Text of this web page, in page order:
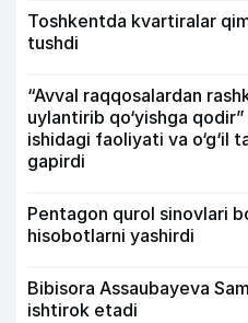
Toshkentda kvartiralar
tushdi
“Avval raqqosalardan
uylantirib qo‘yishga
ishidagi faoliyati va o‘g‘il
gapirdi
Pentagon qurol sinovlari
hisobotlarni yashirdi
Bibisora Assaubayeva
ishtirok etadi